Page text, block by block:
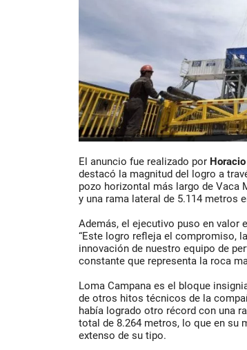
El anuncio fue realizado por
destacó la magnitud del logro a
pozo horizontal más largo de Vaca
y una rama lateral de 5.114 metros
Además, el ejecutivo puso en valor
“Este logro refleja el compromiso,
innovación de nuestro equipo de
constante que representa la roca
Loma Campana es el bloque
de otros hitos técnicos de la
había logrado otro récord con una
total de 8.264 metros, lo que en su
extenso de su tipo.